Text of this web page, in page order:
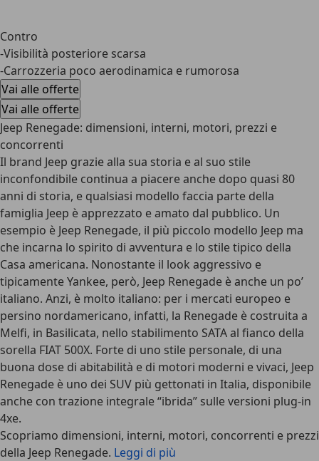
Contro
-Visibilità posteriore scarsa
-Carrozzeria poco aerodinamica e rumorosa
Vai alle offerte
Vai alle offerte
Jeep Renegade: dimensioni, interni, motori, prezzi e
concorrenti
Il brand Jeep grazie alla sua storia e al suo stile
inconfondibile continua a piacere anche dopo quasi 80
anni di storia, e qualsiasi modello faccia parte della
famiglia Jeep è apprezzato e amato dal pubblico. Un
esempio è Jeep Renegade, il più piccolo modello Jeep ma
che incarna lo spirito di avventura e lo stile tipico della
Casa americana. Nonostante il look aggressivo e
tipicamente Yankee, però, Jeep Renegade è anche un po’
italiano. Anzi, è molto italiano: per i mercati europeo e
persino nordamericano, infatti, la Renegade è costruita a
Melfi, in Basilicata, nello stabilimento SATA al fianco della
sorella FIAT 500X. Forte di uno stile personale, di una
buona dose di abitabilità e di motori moderni e vivaci, Jeep
Renegade è uno dei SUV più gettonati in Italia, disponibile
anche con trazione integrale “ibrida” sulle versioni plug-in
4xe.
Scopriamo dimensioni, interni, motori, concorrenti e prezzi
della Jeep Renegade. Leggi di più